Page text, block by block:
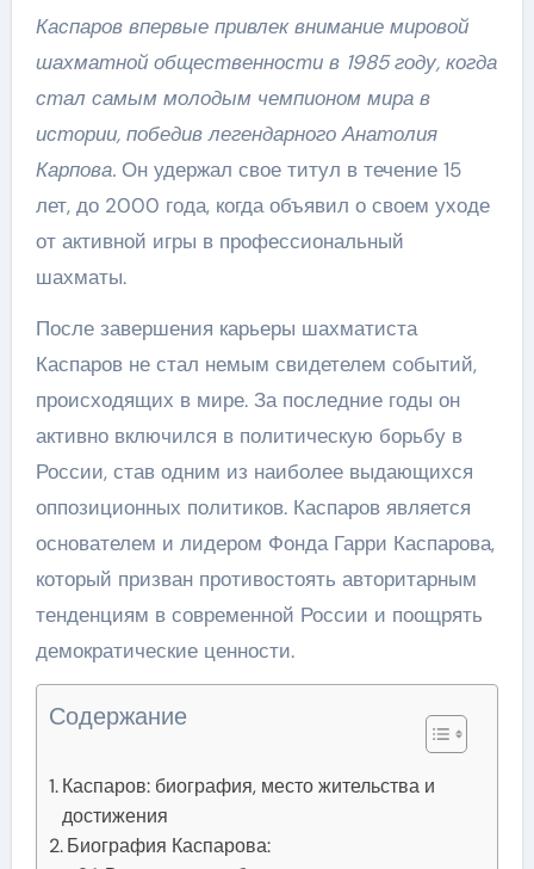
Каспаров впервые привлек внимание мировой
шахматной общественности в 1985 году, когда
стал самым молодым чемпионом мира в
истории, победив легендарного Анатолия
Карпова.Он удержал свое титул в течение 15
лет, до 2000 года, когда объявил о своем уходе
от активной игры в профессиональный
шахматы.
После завершения карьеры шахматиста
Каспаров не стал немым свидетелем событий,
происходящих в мире. За последние годы он
активно включился в политическую борьбу в
России, став одним из наиболее выдающихся
оппозиционных политиков. Каспаров является
основателем и лидером Фонда Гарри Каспарова,
который призван противостоять авторитарным
тенденциям в современной России и поощрять
демократические ценности.
Содержание
Каспаров: биография, место жительства и
достижения
Биография Каспарова: